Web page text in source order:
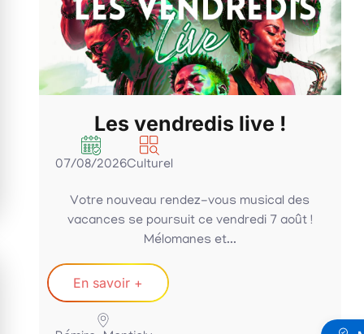
RM’FIT : summer sessions
05/08/2026Sportif
Rejoignez, les coachs Mumu & Stéphenka,
mercredi 05 août 2026 à 19h00 pour un
entraînement...
En savoir +